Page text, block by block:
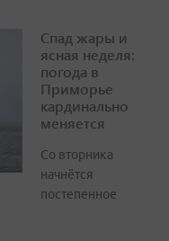
Спад жары и
ясная неделя:
погода в
Приморье
кардинально
меняется
Со вторника
начнётся
постепенное